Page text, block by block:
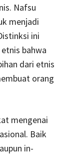
Nafsu
menjadi
ini
bahwa
dari etnis
orang
mengenai
Baik
in-